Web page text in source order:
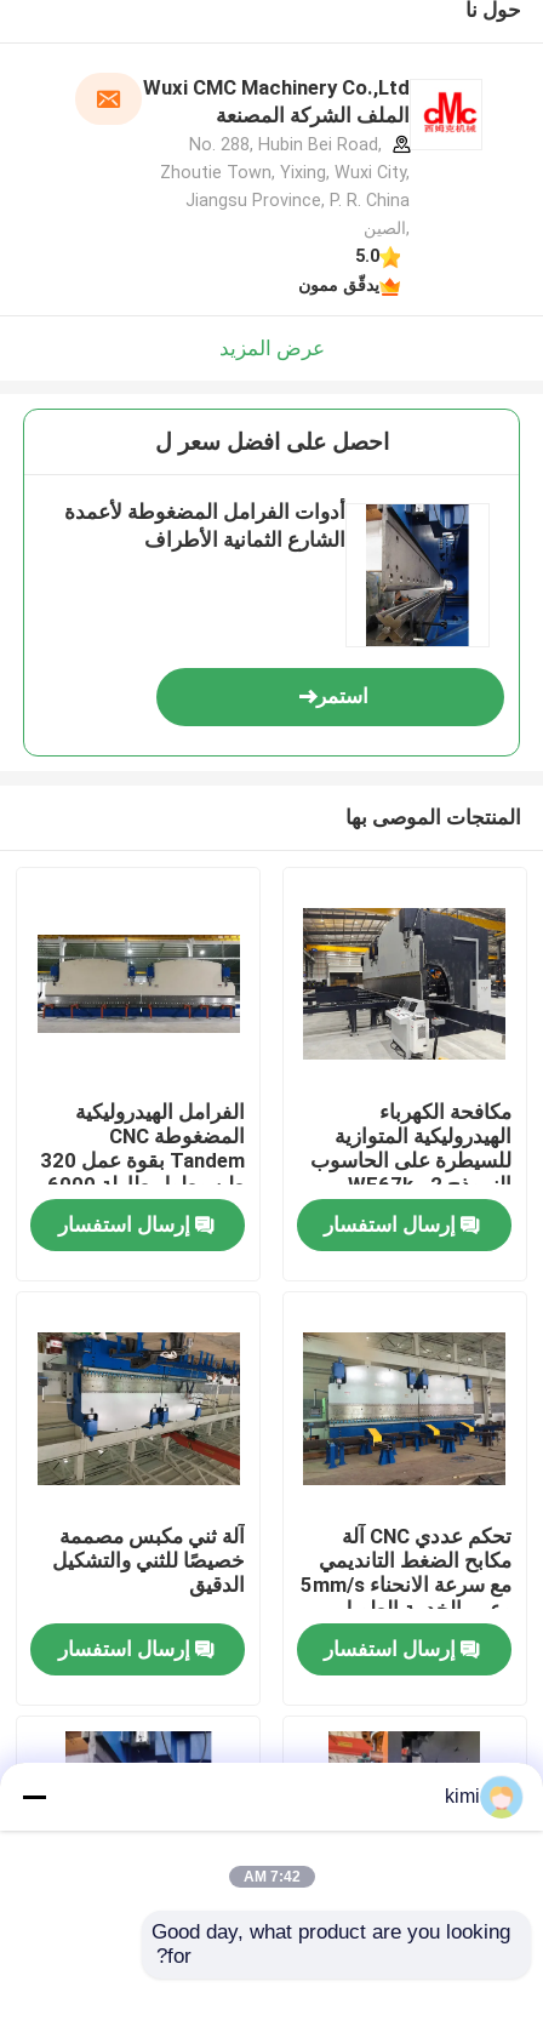
منتجات
معلومات عنا
جولة في المصنع
ضبط الجودة
أخبار
اطلب عرض أسعار
حول نا
Wuxi CMC Machinery Co.,Ltd
الملف الشركة المصنعة
No. 288, Hubin Bei Road,
Zhoutie Town, Yixing, Wuxi City,
Jiangsu Province, P. R. China
,الصين
5.0
يدقّق ممون
عرض المزيد
احصل على افضل سعر ل
أدوات الفرامل المضغوطة لأعمدة
الشارع الثمانية الأطراف
استمر
المنتجات الموصى بها
مكافحة الكهرباء
الهيدروليكية المتوازية
للسيطرة على الحاسوب
النموذج 2-WE67k-
1200/6250 لصناعة ناقل
الحرارة الاحتكارية البرج
الأنبوبي والعمود العالي
إرسال استفسار
الفرامل الهيدروليكية
المضغوطة CNC
Tandem بقوة عمل 320
طن وطول طاولة 6000
مم مع نظام DELEM
DA53T CNCإرسال استفسار
تحكم عددي CNC آلة
مكابح الضغط التانديمي
مع سرعة الانحناء 5mm/s
وعمر الخدمة الطويل
إرسال استفسار
آلة ثني مكبس مصممة
خصيصًا للثني والتشكيل
الدقيق
إرسال استفسار
أدوات الفرامل
kimi
7:42 AM
Good day, what product are you looking
for?